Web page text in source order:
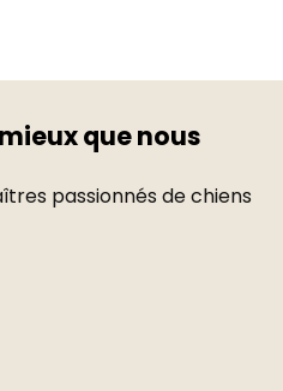
que nous
passionnés de chiens